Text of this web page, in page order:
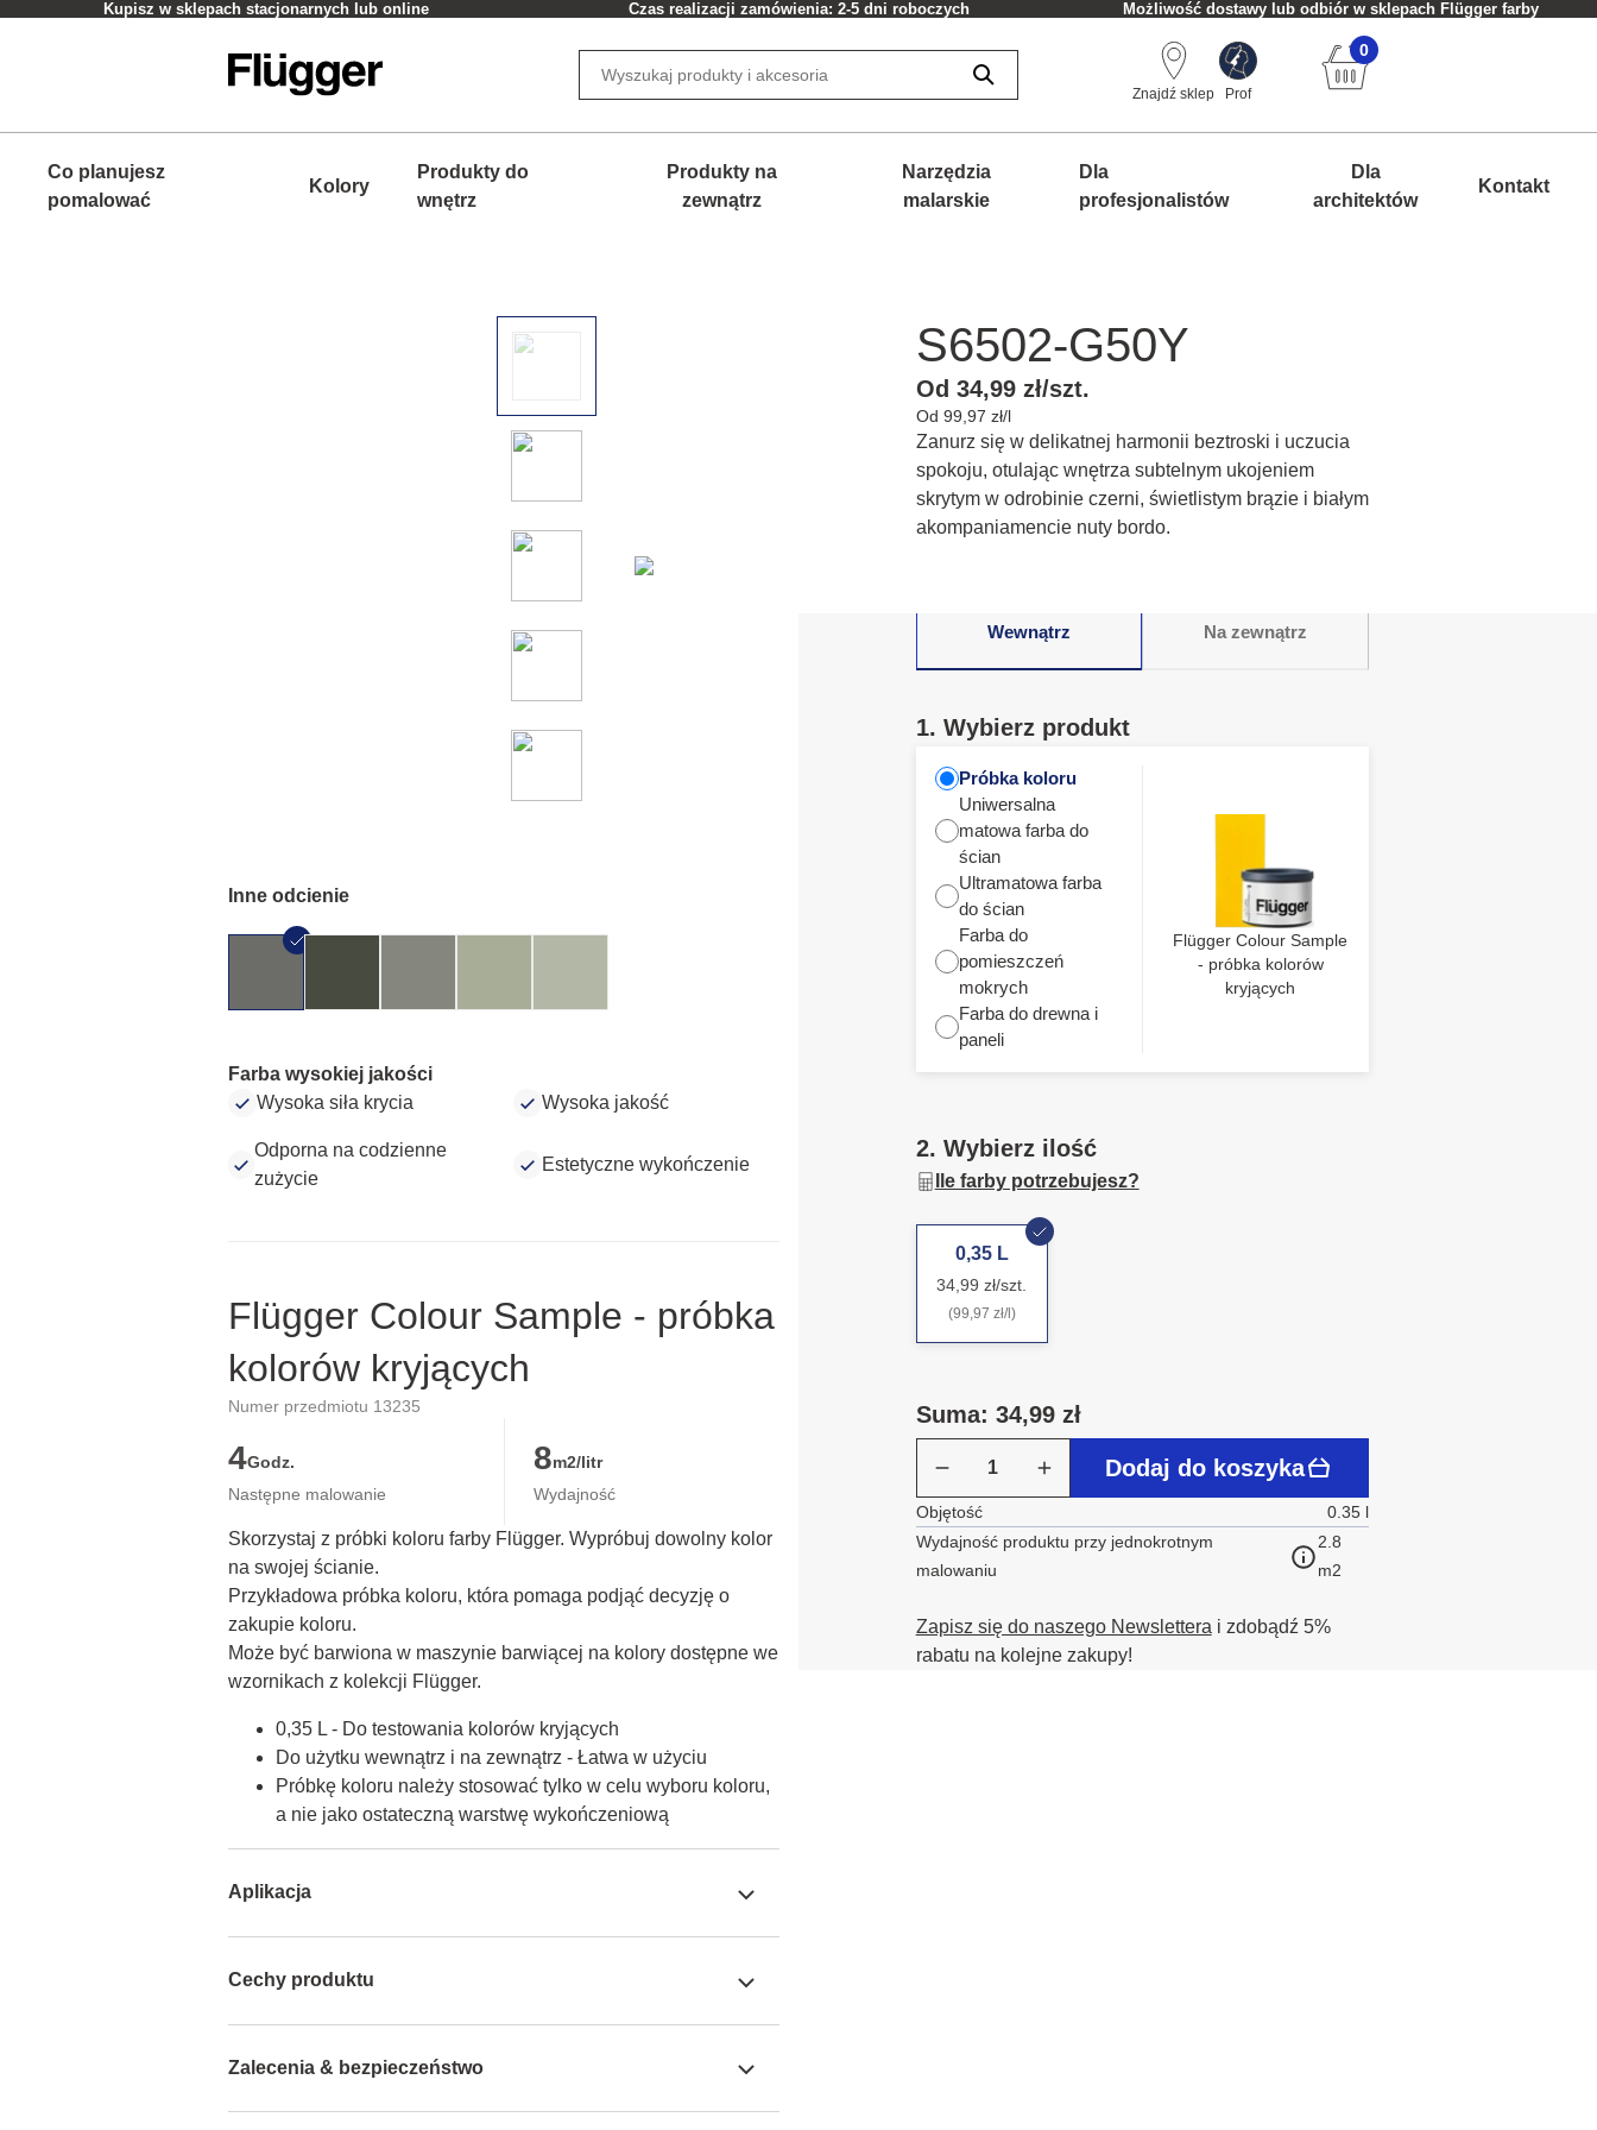
Kupisz w sklepach stacjonarnych lub online Czas realizacji zamówienia: 2-5 dni roboczych Możliwość dostawy lub odbiór w sklepach Flügger farby
Znajdź sklep Prof
0
Co planujesz
pomalować
Kolory
Produkty do
wnętrz
Produkty na
zewnątrz
Narzędzia
malarskie
Dla
profesjonalistów
Dla
architektów
Kontakt
Inne odcienie
Farba wysokiej jakości
Wysoka siła krycia
Wysoka jakość
Odporna na codzienne
zużycie
Estetyczne wykończenie
Flügger Colour Sample - próbka
kolorów kryjących
Numer przedmiotu 13235
4Godz.
Następne malowanie
8m2/litr
Wydajność
Skorzystaj z próbki koloru farby Flügger. Wypróbuj dowolny kolor
na swojej ścianie.
Przykładowa próbka koloru, która pomaga podjąć decyzję o
zakupie koloru.
Może być barwiona w maszynie barwiącej na kolory dostępne we
wzornikach z kolekcji Flügger.
0,35 L - Do testowania kolorów kryjących
Do użytku wewnątrz i na zewnątrz - Łatwa w użyciu
Próbkę koloru należy stosować tylko w celu wyboru koloru,
a nie jako ostateczną warstwę wykończeniową
Aplikacja
Cechy produktu
Zalecenia & bezpieczeństwo
S6502-G50Y
Od 34,99 zł/szt.
Od 99,97 zł/l
Zanurz się w delikatnej harmonii beztroski i uczucia
spokoju, otulając wnętrza subtelnym ukojeniem
skrytym w odrobinie czerni, świetlistym brązie i białym
akompaniamencie nuty bordo.
Wewnątrz Na zewnątrz
1. Wybierz produkt
Próbka koloru
Uniwersalna
matowa farba do
ścian
Ultramatowa farba
do ścian
Farba do
pomieszczeń
mokrych
Farba do drewna i
paneli
Flügger Colour Sample
- próbka kolorów
kryjących
2. Wybierz ilość
Ile farby potrzebujesz?
0,35 L
34,99 zł/szt.
(99,97 zł/l)
Suma: 34,99 zł
Dodaj do koszyka
Objętość
0.35 l
Wydajność produktu przy jednokrotnym
malowaniu
2.8
m2
Zapisz się do naszego Newslettera i zdobądź 5%
rabatu na kolejne zakupy!